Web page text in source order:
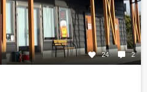
24 2